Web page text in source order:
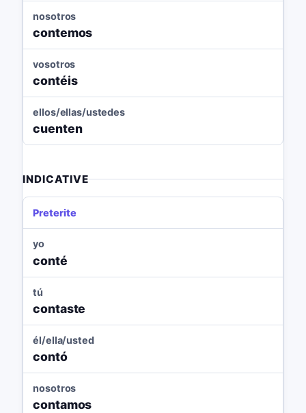
nosotros
contemos
vosotros
contéis
ellos/ellas/ustedes
cuenten
INDICATIVE
Preterite
yo
conté
tú
contaste
él/ella/usted
contó
nosotros
contamos